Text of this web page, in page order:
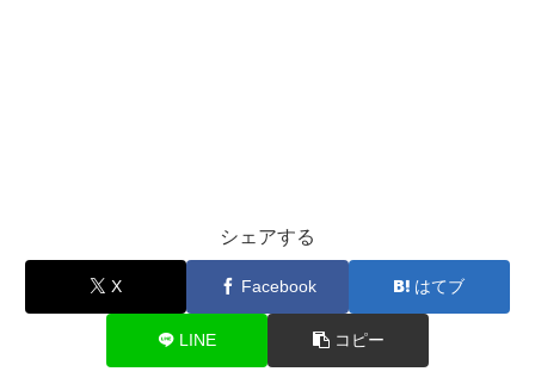
シェアする
X Facebook はてブ
LINE コピー